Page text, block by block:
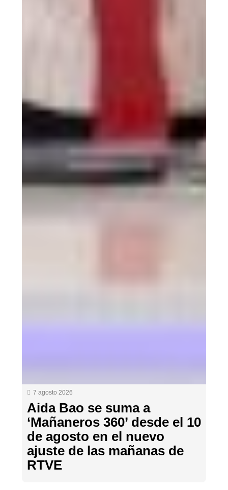
7 agosto 2026
Aida Bao se suma a
‘Mañaneros 360’ desde el 10
de agosto en el nuevo
ajuste de las mañanas de
RTVE